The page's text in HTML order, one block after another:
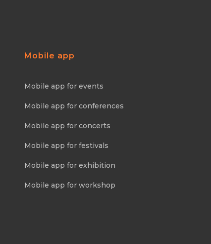
Mobile app
Mobile app for events
Mobile app for conferences
Mobile app for concerts
Mobile app for festivals
Mobile app for exhibition
Mobile app for workshop